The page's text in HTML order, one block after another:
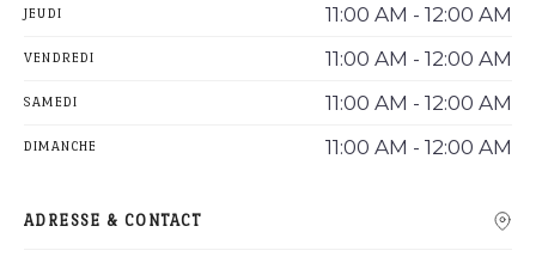
JEUDI 11:00 AM - 12:00 AM
VENDREDI 11:00 AM - 12:00 AM
SAMEDI 11:00 AM - 12:00 AM
DIMANCHE 11:00 AM - 12:00 AM
ADRESSE & CONTACT